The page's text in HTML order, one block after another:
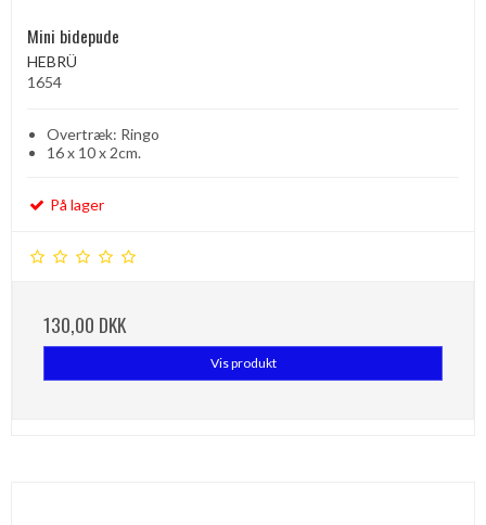
Mini bidepude
HEBRÜ
1654
Overtræk: Ringo
16 x 10 x 2cm.
På lager
130,00 DKK
Vis produkt